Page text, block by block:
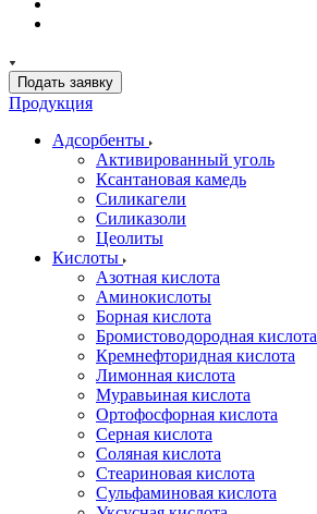
Подать заявку
Продукция
Адсорбенты
Активированный уголь
Ксантановая камедь
Силикагели
Силиказоли
Цеолиты
Кислоты
Азотная кислота
Аминокислоты
Борная кислота
Бромистоводородная кислота
Кремнефторидная кислота
Лимонная кислота
Муравьиная кислота
Ортофосфорная кислота
Серная кислота
Соляная кислота
Стеариновая кислота
Сульфаминовая кислота